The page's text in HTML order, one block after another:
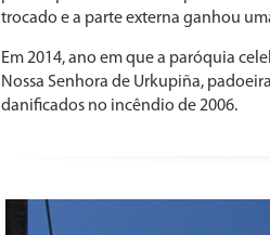
trocado e a parte externa ganhou
Em 2014, ano em que a paróquia
Nossa Senhora de Urkupiña,
danificados no incêndio de 2006.